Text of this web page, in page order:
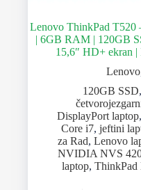
Lenovo ThinkPad T520
| 6GB RAM | 120GB
15,6″ HD+ ekran
Lenovo
120GB SSD,
DisplayPort laptop,
Core i7, jeftini
za Rad, Lenovo
NVIDIA NVS
laptop,ThinkPad